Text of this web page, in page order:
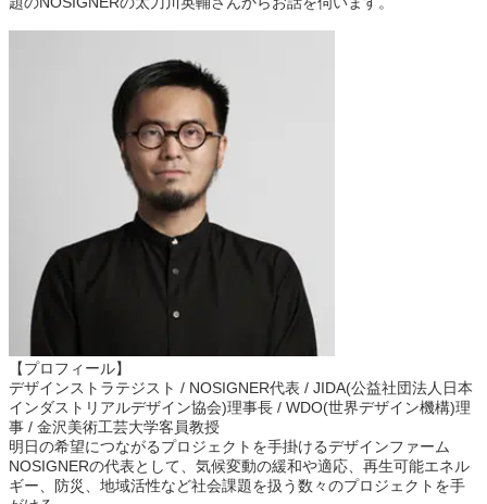
【プロフィール】
デザインストラテジスト / NOSIGNER代表 / JIDA(公益社団法人日本
インダストリアルデザイン協会)理事長 / WDO(世界デザイン機構)理
事 / 金沢美術工芸大学客員教授
明日の希望につながるプロジェクトを手掛けるデザインファーム
NOSIGNERの代表として、気候変動の緩和や適応、再生可能エネル
ギー、防災、地域活性など社会課題を扱う数々のプロジェクトを手